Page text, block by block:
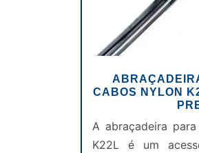
CABOS NYLON
A abraçadeira
K22L é um